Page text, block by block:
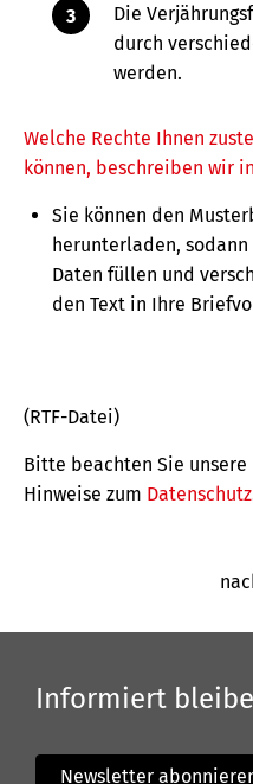
Die
durch
werden.
Welche Rechte Ihnen
können, beschreiben wir
Sie können den
herunterladen,
Daten füllen und
den Text in Ihre
(RTF-Datei)
Bitte beachten Sie unsere
Hinweise zum Datenschutz
Informiert
Newsletter